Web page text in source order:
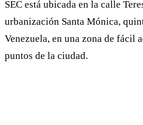
SEC está ubicada en la calle
urbanización Santa Mónica,
Venezuela, en una zona de fácil
puntos de la ciudad.